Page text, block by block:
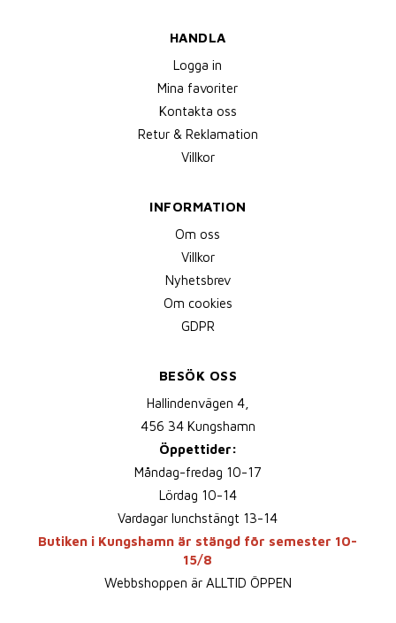
HANDLA
Logga in
Mina favoriter
Kontakta oss
Retur & Reklamation
Villkor
INFORMATION
Om oss
Villkor
Nyhetsbrev
Om cookies
GDPR
BESÖK OSS
Hallindenvägen 4,
456 34 Kungshamn
Öppettider:
Måndag-fredag 10-17
Lördag 10-14
Vardagar lunchstängt 13-14
Butiken i Kungshamn är stängd för semester 10-
15/8
Webbshoppen är ALLTID ÖPPEN